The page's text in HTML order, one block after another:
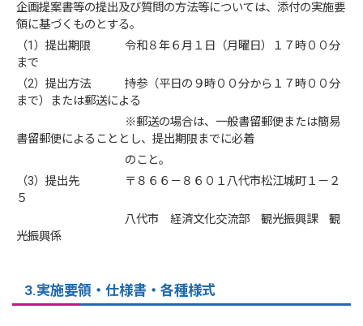
企画提案書等の提出及び質問の方法等については、添付の実施要
領に基づくものとする。
（1）提出期限 令和８年６月１日（月曜日）１７時００分
まで
（2）提出方法 持参（平日の９時００分から１７時００分
まで）または郵送による
※郵送の場合は、一般書留郵便または簡易
書留郵便によることとし、提出期限までに必着
のこと。
（3）提出先 〒８６６－８６０１八代市松江城町１－２
５
八代市 経済文化交流部 観光振興課 観
光振興係
3.実施要領・仕様書・各種様式